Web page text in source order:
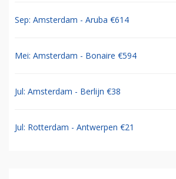
Sep: Amsterdam - Aruba €614
Mei: Amsterdam - Bonaire €594
Jul: Amsterdam - Berlijn €38
Jul: Rotterdam - Antwerpen €21